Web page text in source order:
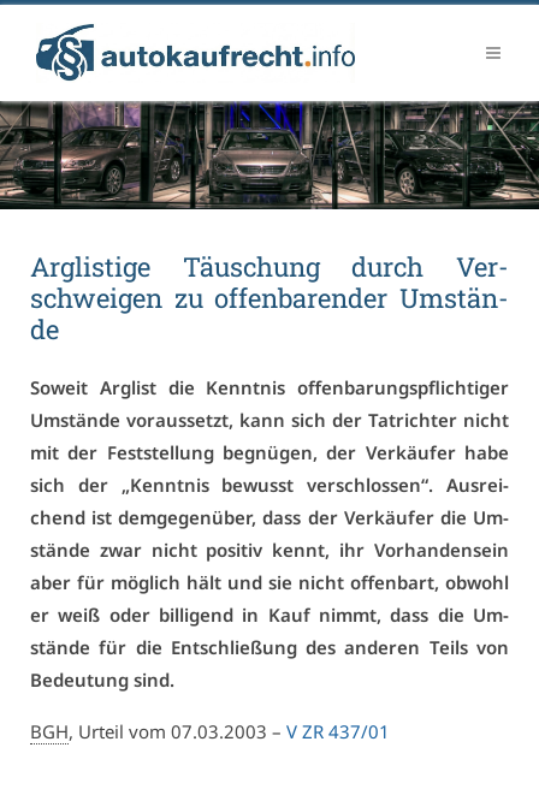
Arg­lis­ti­ge Täu­schung durch Ver­
schwei­gen zu of­fen­ba­ren­der Um­stän­
de
So­weit Arg­list die Kennt­nis of­fen­ba­rungs­pflich­ti­ger
Um­stän­de vor­aus­setzt, kann sich der Tatrich­ter nicht
mit der Fest­stel­lung be­gnü­gen, der Ver­käu­fer ha­be
sich der „Kennt­nis be­wusst ver­schlos­sen“. Aus­rei­
chend ist dem­ge­gen­über, dass der Ver­käu­fer die Um­
stän­de zwar nicht po­si­tiv kennt, ihr Vor­han­den­sein
aber für mög­lich hält und sie nicht of­fen­bart, ob­wohl
er weiß oder bil­li­gend in Kauf nimmt, dass die Um­
stän­de für die Ent­schlie­ßung des an­de­ren Teils von
Be­deu­tung sind.
BGH, Ur­teil vom 07.03.2003 – V ZR 437/01